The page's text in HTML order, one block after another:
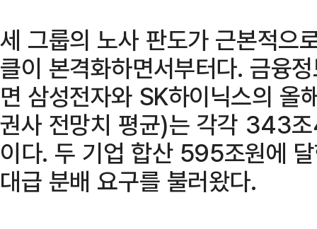
세 그룹의 노사 판도가 근본적으
클이 본격화하면서부터다. 금융
면 삼성전자와 SK하이닉스의 올
권사 전망치 평균)는 각각 343
이다. 두 기업 합산 595조원에
대급 분배 요구를 불러왔다.